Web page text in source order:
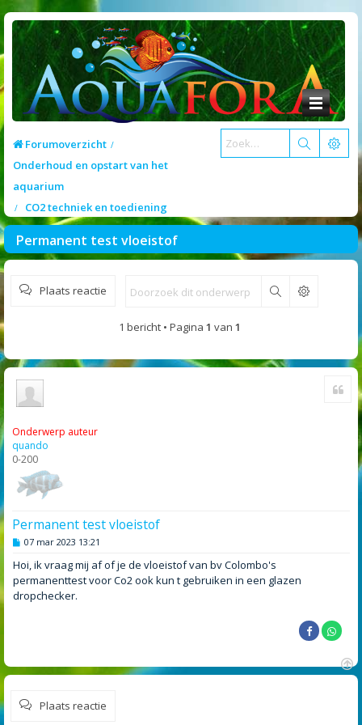
Forumoverzicht
Onderhoud en opstart van het
aquarium
CO2 techniek en toediening
Permanent test vloeistof
Plaats reactie Zoek
1 bericht • Pagina 1 van 1
Onderwerp auteur
quando
0-200
Permanent test vloeistof
B
r
i
c
h
07 mar 2023 13:21
Hoi, ik vraag mij af of je de vloeistof van bv Colombo's
permanenttest voor Co2 ook kun t gebruiken in een glazen
dropchecker.
O
Plaats reactie